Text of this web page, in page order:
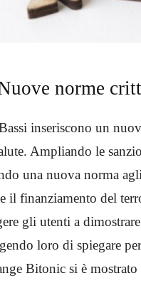
norme
inseriscono un
Ampliando le
una nuova norma
il finanziamento del
gli utenti a
loro di spiegare
Bitonic si è